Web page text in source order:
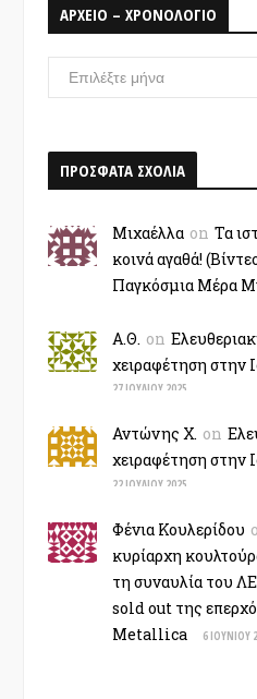
ΑΡΧΕΙΟ – ΧΡΟΝΟΛΟΓΙΟ
ΑΡΧΕΙΟ
–
ΠΡΟΣΦΑΤΑ ΣΧΟΛΙΑ
Μιχαέλλα on Τα
κοινά αγαθά!
Παγκόσμια Μέρα
Α.Θ. on
χειραφέτηση στην
27 ΙΟΥΛΊΟΥ 2025
Αντώνης Χ. on
χειραφέτηση στην
22 ΙΟΥΛΊΟΥ 2025
Φένια Κουλερίδου
κυρίαρχη
τη συναυλία του
sold out της
Metallica
6 ΙΟΥΝΊΟΥ